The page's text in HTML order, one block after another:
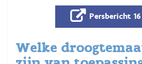
Persbericht
Welke